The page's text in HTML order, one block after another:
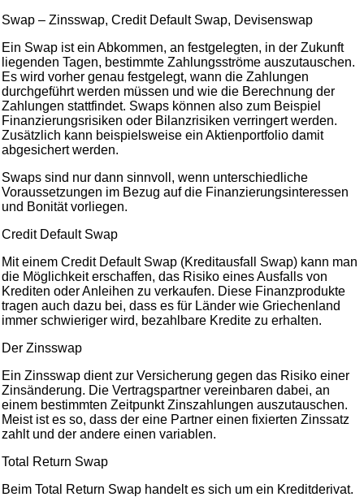
Swap – Zinsswap, Credit Default Swap, Devisenswap
Ein Swap ist ein Abkommen, an festgelegten, in der Zukunft
liegenden Tagen, bestimmte Zahlungsströme auszutauschen.
Es wird vorher genau festgelegt, wann die Zahlungen
durchgeführt werden müssen und wie die Berechnung der
Zahlungen stattfindet. Swaps können also zum Beispiel
Finanzierungsrisiken oder Bilanzrisiken verringert werden.
Zusätzlich kann beispielsweise ein Aktienportfolio damit
abgesichert werden.
Swaps sind nur dann sinnvoll, wenn unterschiedliche
Voraussetzungen im Bezug auf die Finanzierungsinteressen
und Bonität vorliegen.
Credit Default Swap
Mit einem Credit Default Swap (Kreditausfall Swap) kann man
die Möglichkeit erschaffen, das Risiko eines Ausfalls von
Krediten oder Anleihen zu verkaufen. Diese Finanzprodukte
tragen auch dazu bei, dass es für Länder wie Griechenland
immer schwieriger wird, bezahlbare Kredite zu erhalten.
Der Zinsswap
Ein Zinsswap dient zur Versicherung gegen das Risiko einer
Zinsänderung. Die Vertragspartner vereinbaren dabei, an
einem bestimmten Zeitpunkt Zinszahlungen auszutauschen.
Meist ist es so, dass der eine Partner einen fixierten Zinssatz
zahlt und der andere einen variablen.
Total Return Swap
Beim Total Return Swap handelt es sich um ein Kreditderivat.